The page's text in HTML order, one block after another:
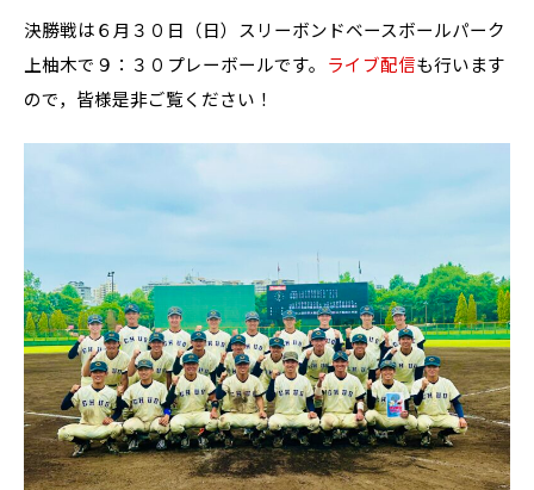
決勝戦は６月３０日（日）スリーボンドベースボールパーク
上柚木で９：３０プレーボールです。 ライブ配信も行います
ので，皆様是非ご覧ください！